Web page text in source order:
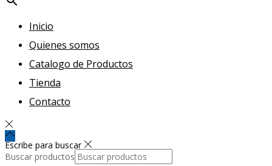
Inicio
Quienes somos
Catalogo de Productos
Tienda
Contacto
Escribe para buscar
Buscar productos